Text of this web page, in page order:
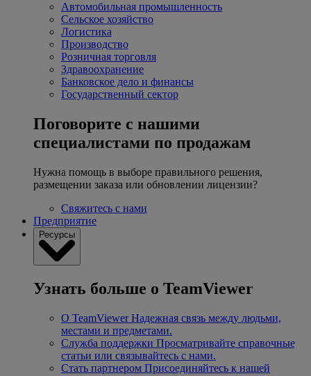
Автомобильная промышленность
Сельское хозяйство
Логистика
Производство
Розничная торговля
Здравоохранение
Банковское дело и финансы
Государственный сектор
Поговорите с нашими
специалистами по продажам
Нужна помощь в выборе правильного решения,
размещении заказа или обновлении лицензии?
Свяжитесь с нами
Предприятие
Ресурсы
Узнать больше о TeamViewer
О TeamViewer Надежная связь между людьми,
местами и предметами.
Служба поддержки Просматривайте справочные
статьи или связывайтесь с нами.
Стать партнером Присоединяйтесь к нашей